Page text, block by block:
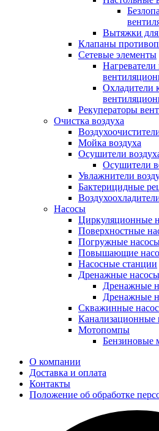
Вытяжки
Клапаны
Сетевые элементы
Охладители
Рекуператоры
Очистка воздуха
Мойка воздуха
Осушители
Осушители
Увлажнители
Бактерицидные
Насосы
Циркуляционные
Поверхностные
Погружные
Повышающие
Насосные станции
Дренажные насосы
Дренажные
Дренажные
Скважинные
Канализационные
Мотопомпы
Бензиновые
О компании
Доставка и оплата
Контакты
Положение об обработке